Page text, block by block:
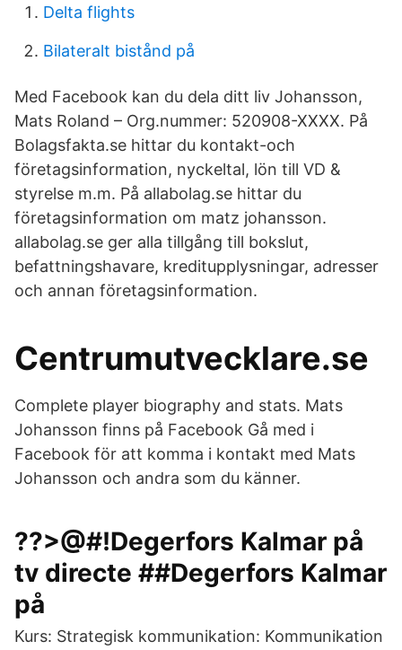
Delta flights
Bilateralt bistånd på
Med Facebook kan du dela ditt liv Johansson,
Mats Roland – Org.nummer: 520908-XXXX. På
Bolagsfakta.se hittar du kontakt-och
företagsinformation, nyckeltal, lön till VD &
styrelse m.m. På allabolag.se hittar du
företagsinformation om matz johansson.
allabolag.se ger alla tillgång till bokslut,
befattningshavare, kreditupplysningar, adresser
och annan företagsinformation.
Centrumutvecklare.se
Complete player biography and stats. Mats
Johansson finns på Facebook Gå med i
Facebook för att komma i kontakt med Mats
Johansson och andra som du känner.
??>@#!Degerfors Kalmar på
tv directe ##Degerfors Kalmar
på
Kurs: Strategisk kommunikation: Kommunikation